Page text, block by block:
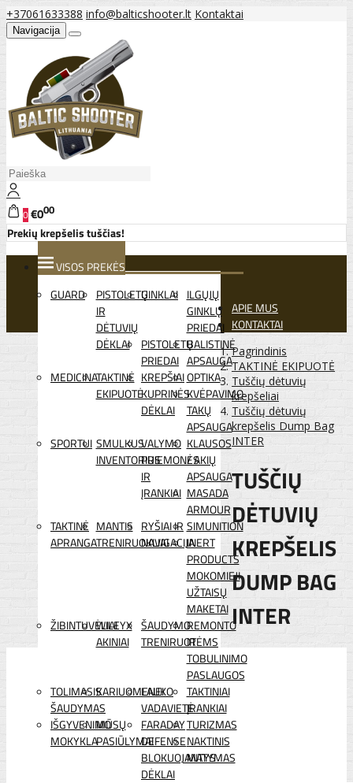
+37061633388 info@balticshooter.lt Kontaktai
Navigacija
0€000
Prekių krepšelis tuščias!
VISOS PREKĖS
GUARD
PISTOLETŲ
IR
DĖTUVIŲ
DĖKLAI
GINKLAI ILGŲJŲ
GINKLŲ
PRIEDAI
PISTOLETŲ
PRIEDAI
BALISTINĖ
APSAUGA
MEDICINATAKTINĖ
EKIPUOTĖ
KREPŠIAI
KUPRINĖS
DĖKLAI
OPTIKA
KVĖPAVIMO
TAKŲ
APSAUGA
SPORTUI SMULKUS
INVENTORIUS
VALYMO
PRIEMONĖS
IR
ĮRANKIAI
KLAUSOS
/ AKIŲ
APSAUGA
MASADA
ARMOUR
TAKTINĖ
APRANGA
MANTIS
TRENIRUOKLIAI
RYŠIAI IR
NAVIGACIJA
SIMUNITION
INERT
PRODUCTS
MOKOMIEJI
UŽTAISŲ
MAKETAI
ŽIBINTUVĖLIAI
WILEYX
AKINIAI
ŠAUDYMO
TRENIRUOTĖMS
REMONTO
IR
TOBULINIMO
PASLAUGOS
TOLIMASIS
ŠAUDYMAS
KARIUOMENEI
LAUKO
VADAVIETĖ
TAKTINIAI
ĮRANKIAI
IŠGYVENIMO
MOKYKLA
MŪSŲ
PASIŪLYMAI
FARADAY
DEFENSE
BLOKUOJANTYS
DĖKLAI
TURIZMAS
NAKTINIS
MATYMAS
APIE MUS
KONTAKTAI
Pagrindinis
TAKTINĖ EKIPUOTĖ
Tuščių dėtuvių
krepšeliai
Tuščių dėtuvių
krepšelis Dump Bag
INTER
TUŠČIŲ
DĖTUVIŲ
KREPŠELIS
DUMP BAG
INTER